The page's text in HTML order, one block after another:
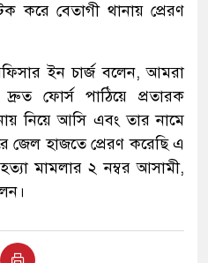
করে বেতাগী থানায় প্রেরণ
ইন চার্জ বলেন, আমরা
দ্রুত ফোর্স পাঠিয়ে প্রতারক
নিয়ে আসি এবং তার নামে
জেল হাজতে প্রেরণ করেছি এ
মামলার ২ নম্বর আসামী,